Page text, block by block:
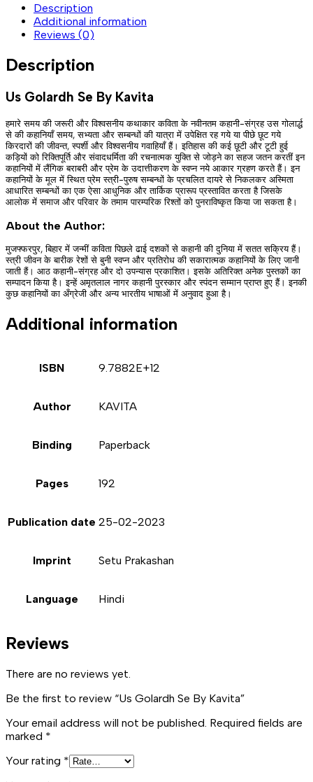
Description
Additional information
Reviews (0)
Description
Us Golardh Se By Kavita
हमारे समय की जरूरी और विश्वसनीय कथाकार कविता के नवीनतम कहानी-संग्रह उस गोलार्द्ध
से की कहानियाँ समय, सभ्यता और सम्बन्धों की यात्रा में उपेक्षित रह गये या पीछे छूट गये
किरदारों की जीवन्त, स्पर्शी और विश्वसनीय गवाहियाँ हैं। इतिहास की कई छूटी और टूटी हुई
कड़ियों को रिक्तिपूर्ति और संवादधर्मिता की रचनात्मक युक्ति से जोड़ने का सहज जतन करतीं इन
कहानियों में लैंगिक बराबरी और प्रेम के उदात्तीकरण के स्वप्न नये आकार ग्रहण करते हैं। इन
कहानियों के मूल में स्थित प्रेम स्त्री-पुरुष सम्बन्धों के प्रचलित दायरे से निकलकर अस्मिता
आधारित सम्बन्धों का एक ऐसा आधुनिक और तार्किक प्रारूप प्रस्तावित करता है जिसके
आलोक में समाज और परिवार के तमाम पारम्परिक रिश्तों को पुनराविष्कृत किया जा सकता है।
About the Author:
मुजफ्फरपुर, बिहार में जन्मीं कविता पिछले ढाई दशकों से कहानी की दुनिया में सतत सक्रिय हैं।
स्त्री जीवन के बारीक रेशों से बुनी स्वप्न और प्रतिरोध की सकारात्मक कहानियों के लिए जानी
जाती हैं। आठ कहानी-संग्रह और दो उपन्यास प्रकाशित। इसके अतिरिक्त अनेक पुस्तकों का
सम्पादन किया है। इन्हें अमृतलाल नागर कहानी पुरस्कार और स्पंदन सम्मान प्राप्त हुए हैं। इनकी
कुछ कहानियों का अँग्रेजी और अन्य भारतीय भाषाओं में अनुवाद हुआ है।
Additional information
ISBN 9.7882E+12
Author KAVITA
Binding Paperback
Pages 192
Publication date 25-02-2023
Imprint Setu Prakashan
Language Hindi
Reviews
There are no reviews yet.
Be the first to review “Us Golardh Se By Kavita”
Your email address will not be published. Required fields are
marked *
Your rating *